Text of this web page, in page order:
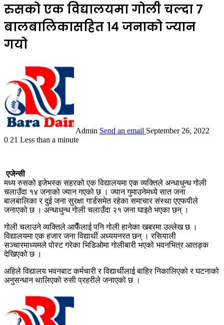
रुसको एक विद्यालयमा गोली चल्दा ७
बालबालिकासहित १४ जनाको ज्यान
गयो
Admin Send an email September 26, 2022
0 21 Less than a minute
एजेन्सी
मध्य रुसको इजेभस्क सहरको एक विद्यालयमा एक व्यक्तिले अन्धाधुन्ध गोली
चलाउँदा १४ जनाको ज्यान गएको छ । ज्यान गुमाउनेमध्ये सात जना
बालबालिका र दुई जना सुरक्षा गार्डसमेत रहेका समाचार संस्था एएफपीले
जनाएको छ । अन्धाधुन्ध गाेली चलाउँदा २१ जना घाइते भएका छन् ।
गोली चलाउने व्यक्तिले आफैँलाई पनि गोली हानेका खबरमा उल्लेख छ ।
विद्यालयमा एक हजार जना विद्यार्थी अध्ययनरत छन् । रसियाली
सञ्चारमाध्यमले पोस्ट गरेका भिडिओमा गोलीबारी भएको भवनभित्र आतङ्क
देखिएको छ ।
अहिले विद्यालय भवनबाट कर्मचारी र विद्यार्थीलाई बाहिर निकालिएको र घटनाको
अनुसन्धान थालिएको रुसी प्रहरीले जनाएको छ ।